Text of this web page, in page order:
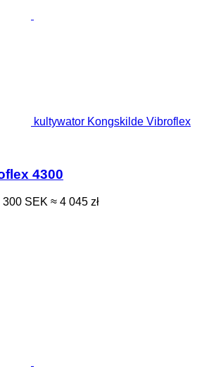
kultywator Kongskilde Vibroflex
4300
300 SEK ≈ 4 045 zł